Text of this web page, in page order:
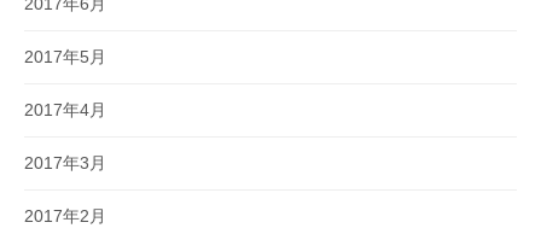
2017年6月
2017年5月
2017年4月
2017年3月
2017年2月